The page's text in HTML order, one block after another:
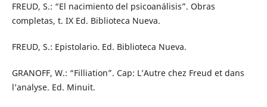
FREUD, S.: “El nacimiento del psicoanálisis”. Obras
completas, t. IX Ed. Biblioteca Nueva.
FREUD, S.: Epistolario. Ed. Biblioteca Nueva.
GRANOFF, W.: “Filliation”. Cap: L’Autre chez Freud et dans
l’analyse. Ed. Minuit.